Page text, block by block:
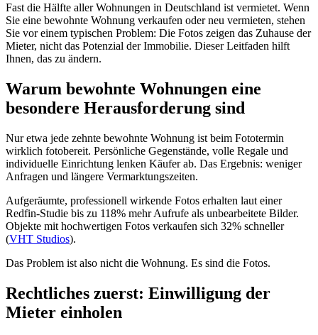
Fast die Hälfte aller Wohnungen in Deutschland ist vermietet. Wenn
Sie eine bewohnte Wohnung verkaufen oder neu vermieten, stehen
Sie vor einem typischen Problem: Die Fotos zeigen das Zuhause der
Mieter, nicht das Potenzial der Immobilie. Dieser Leitfaden hilft
Ihnen, das zu ändern.
Warum bewohnte Wohnungen eine
besondere Herausforderung sind
Nur etwa jede zehnte bewohnte Wohnung ist beim Fototermin
wirklich fotobereit. Persönliche Gegenstände, volle Regale und
individuelle Einrichtung lenken Käufer ab. Das Ergebnis: weniger
Anfragen und längere Vermarktungszeiten.
Aufgeräumte, professionell wirkende Fotos erhalten laut einer
Redfin-Studie bis zu 118% mehr Aufrufe als unbearbeitete Bilder.
Objekte mit hochwertigen Fotos verkaufen sich 32% schneller
(VHT Studios).
Das Problem ist also nicht die Wohnung. Es sind die Fotos.
Rechtliches zuerst: Einwilligung der
Mieter einholen